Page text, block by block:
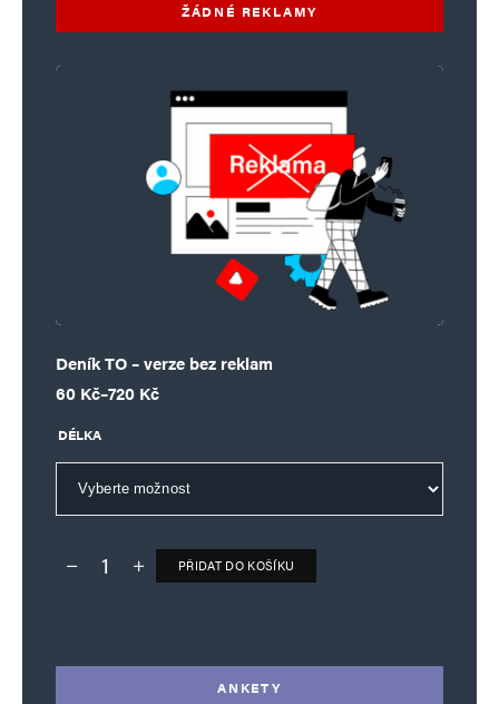
ŽÁDNÉ REKLAMY
Deník TO – verze bez reklam
60 Kč–720 Kč
Rozpětí cen: 60 Kč až 720 Kč
DÉLKA
Deník TO – verze bez reklam množství
PŘIDAT DO KOŠÍKU
ANKETY